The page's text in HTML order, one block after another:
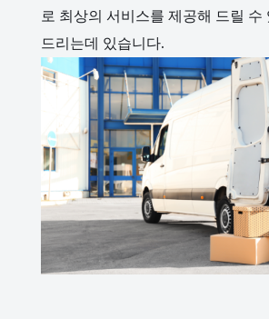
로 최상의 서비스를 제공해 드릴 수
드리는데 있습니다.